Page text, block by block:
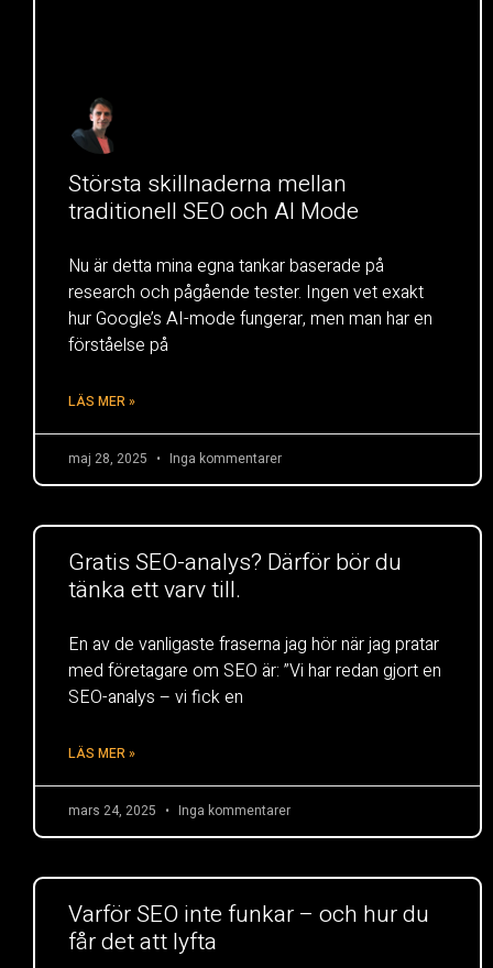
Största skillnaderna mellan
traditionell SEO och AI Mode
Nu är detta mina egna tankar baserade på
research och pågående tester. Ingen vet exakt
hur Google’s AI-mode fungerar, men man har en
förståelse på
LÄS MER »
maj 28, 2025 Inga kommentarer
Gratis SEO-analys? Därför bör du
tänka ett varv till.
En av de vanligaste fraserna jag hör när jag pratar
med företagare om SEO är: ”Vi har redan gjort en
SEO-analys – vi fick en
LÄS MER »
mars 24, 2025 Inga kommentarer
Varför SEO inte funkar – och hur du
får det att lyfta